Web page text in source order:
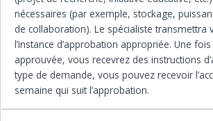
nécessaires (par exemple, stockage,
de collaboration). Le spécialiste transmettra
l’instance d’approbation appropriée. Une
approuvée, vous recevrez des instructions
type de demande, vous pouvez recevoir
semaine qui suit l’approbation.